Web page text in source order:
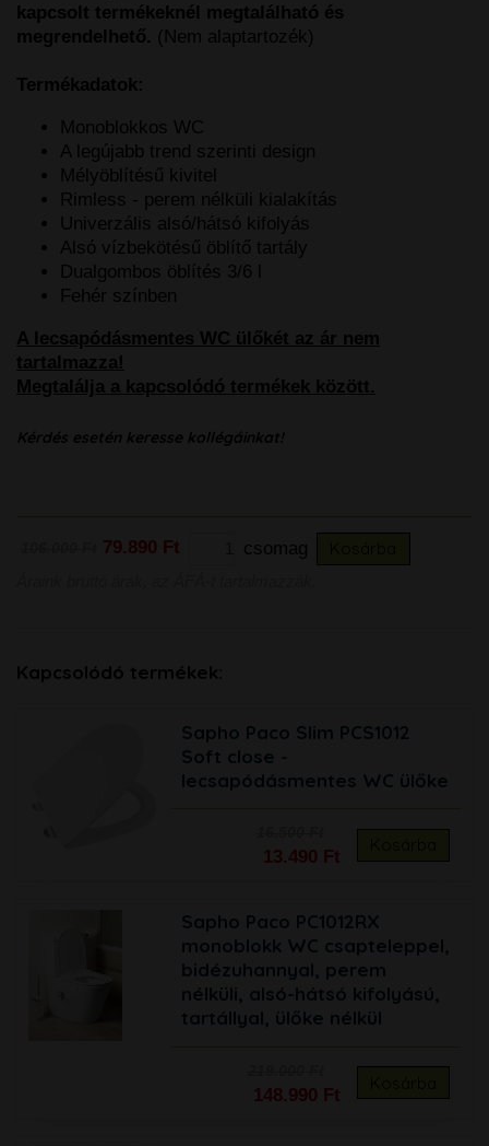
kapcsolt termékeknél megtalálható és
megrendelhető. (Nem alaptartozék)
Termékadatok:
Monoblokkos WC
A legújabb trend szerinti design
Mélyöblítésű kivitel
Rimless - perem nélküli kialakítás
Univerzális alsó/hátsó kifolyás
Alsó vízbekötésű öblítő tartály
Dualgombos öblítés 3/6 l
Fehér színben
A lecsapódásmentes WC ülőkét az ár nem
tartalmazza!
Megtalálja a kapcsolódó termékek között.
Kérdés esetén keresse kollégáinkat!
79.890 Ft csomag
Kapcsolódó termékek:
Sapho Paco Slim PCS1012
Soft close -
lecsapódásmentes WC ülőke
13.490 Ft
Sapho Paco PC1012RX
monoblokk WC csapteleppel,
bidézuhannyal, perem
nélküli, alsó-hátsó kifolyású,
tartállyal, ülőke nélkül
148.990 Ft